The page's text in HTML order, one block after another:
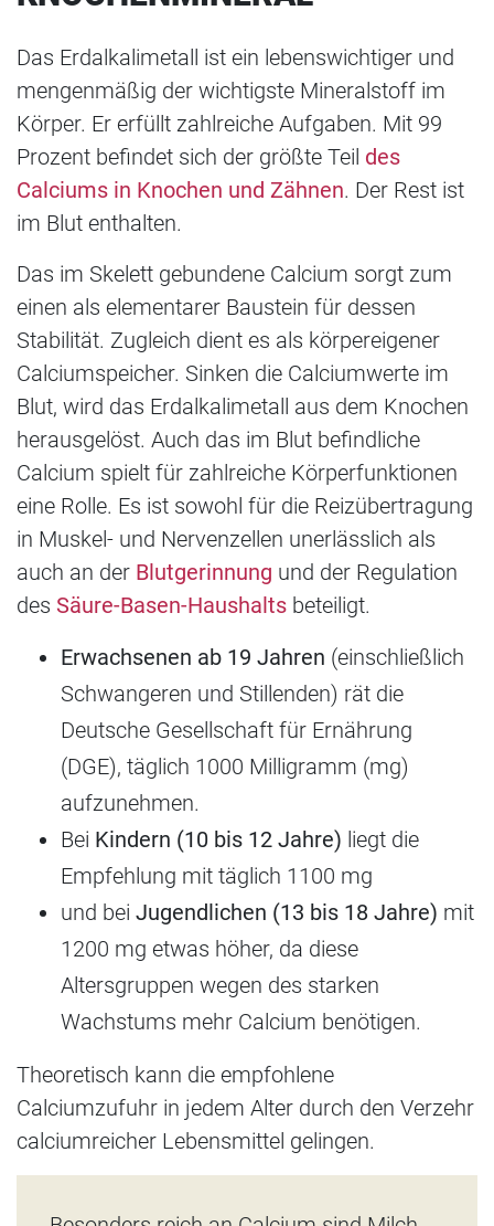
Das Erdalkalimetall ist ein lebenswichtiger und
mengenmäßig der wichtigste Mineralstoff im
Körper. Er erfüllt zahlreiche Aufgaben. Mit 99
Prozent befindet sich der größte Teil des
Calciums in Knochen und Zähnen. Der Rest ist
im Blut enthalten.
Das im Skelett gebundene Calcium sorgt zum
einen als elementarer Baustein für dessen
Stabilität. Zugleich dient es als körpereigener
Calciumspeicher. Sinken die Calciumwerte im
Blut, wird das Erdalkalimetall aus dem Knochen
herausgelöst. Auch das im Blut befindliche
Calcium spielt für zahlreiche Körperfunktionen
eine Rolle. Es ist sowohl für die Reizübertragung
in Muskel- und Nervenzellen unerlässlich als
auch an der Blutgerinnung und der Regulation
des Säure-Basen-Haushalts beteiligt.
Erwachsenen ab 19 Jahren (einschließlich
Schwangeren und Stillenden) rät die
Deutsche Gesellschaft für Ernährung
(DGE), täglich 1000 Milligramm (mg)
aufzunehmen.
Bei Kindern (10 bis 12 Jahre) liegt die
Empfehlung mit täglich 1100 mg
und bei Jugendlichen (13 bis 18 Jahre) mit
1200 mg etwas höher, da diese
Altersgruppen wegen des starken
Wachstums mehr Calcium benötigen.
Theoretisch kann die empfohlene
Calciumzufuhr in jedem Alter durch den Verzehr
calciumreicher Lebensmittel gelingen.